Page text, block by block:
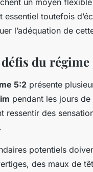
essentiel toutefois
l’adéquation de
du régime
5:2 présente
pendant les jours
ressentir des
potentiels
des maux de